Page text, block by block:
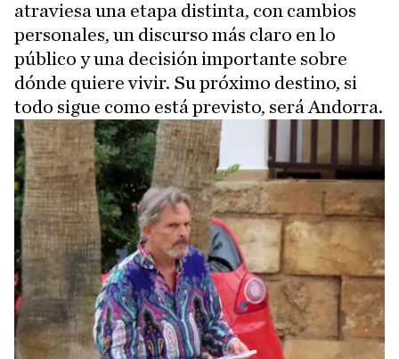
atraviesa una etapa distinta, con cambios
personales, un discurso más claro en lo
público y una decisión importante sobre
dónde quiere vivir. Su próximo destino, si
todo sigue como está previsto, será Andorra.